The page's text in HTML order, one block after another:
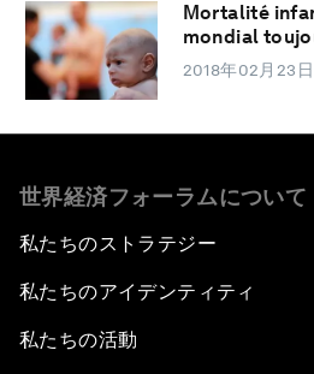
Mortalité
mondial
2018年02月23日
世界経済フォーラムについて
私たちのストラテジー
私たちのアイデンティティ
私たちの活動